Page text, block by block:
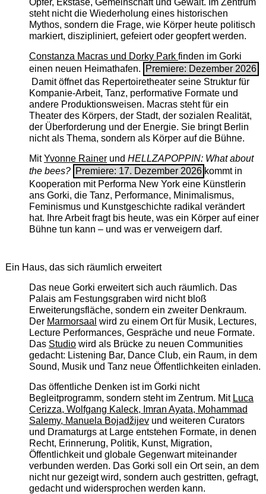
steht nicht die Wiederholung eines historischen
Mythos, sondern die Frage, wie Körper heute politisch
markiert, diszipliniert, gefeiert oder geopfert werden.
Constanza Macras und Dorky Park finden im Gorki
einen neuen Heimathafen.
Premiere: Dezember 2026
Damit öffnet das Repertoiretheater seine Struktur für
Kompanie-Arbeit, Tanz, performative Formate und
andere Produktionsweisen. Macras steht für ein
Theater des Körpers, der Stadt, der sozialen Realität,
der Überforderung und der Energie. Sie bringt Berlin
nicht als Thema, sondern als Körper auf die Bühne.
MitYvonne Rainerund HELLZAPOPPIN: What about
the bees? Premiere: 17. Dezember 2026 kommt in
Kooperation mit Performa New York eine Künstlerin
ans Gorki, die Tanz, Performance, Minimalismus,
Feminismus und Kunstgeschichte radikal verändert
hat. Ihre Arbeit fragt bis heute, was ein Körper auf einer
Bühne tun kann – und was er verweigern darf.
Ein Haus, das sich räumlich erweitert
Das neue Gorki erweitert sich auch räumlich. Das
Palais am Festungsgraben wird nicht bloß
Erweiterungsfläche, sondern ein zweiter Denkraum.
Der Marmorsaal wird zu einem Ort für Musik, Lectures,
Lecture Performances, Gespräche und neue Formate.
Das Studiowird als Brücke zu neuen Communities
gedacht: Listening Bar, Dance Club, ein Raum, in dem
Sound, Musik und Tanz neue Öffentlichkeiten einladen.
Das öffentliche Denken ist im Gorki nicht
Begleitprogramm, sondern steht im Zentrum. Mit Luca
Cerizza, Wolfgang Kaleck, Imran Ayata, Mohammad
Salemy, Manuela Bojadžijevund weiteren Curators
und Dramaturgs at Large entstehen Formate, in denen
Recht, Erinnerung, Politik, Kunst, Migration,
Öffentlichkeit und globale Gegenwart miteinander
verbunden werden. Das Gorki soll ein Ort sein, an dem
nicht nur gezeigt wird, sondern auch gestritten, gefragt,
gedacht und widersprochen werden kann.